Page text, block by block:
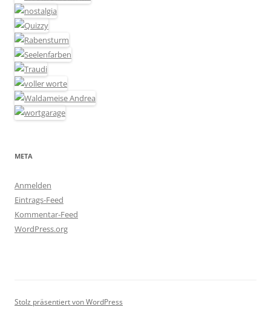
META
Anmelden
Eintrags-Feed
Kommentar-Feed
WordPress.org
Stolz präsentiert von WordPress